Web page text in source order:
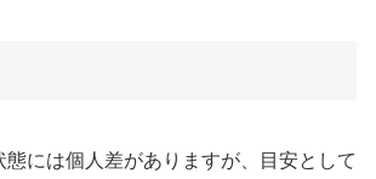
には個人差がありますが、目安として